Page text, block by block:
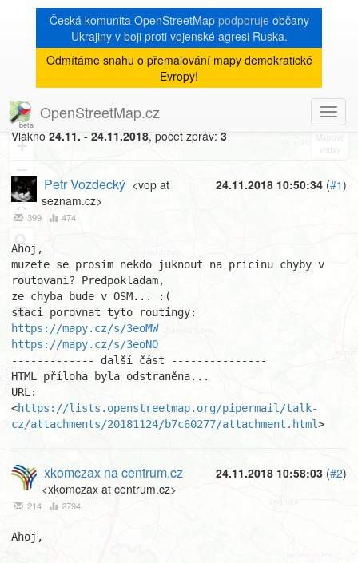
Česká komunita OpenStreetMap podporujeobčany
Ukrajiny v boji proti vojenské agresi Ruska.
Odmítáme snahu o přemalování mapy demokratické
Evropy!
OpenStreetMap.cz
8
+
−
« zpět na výpis měsíce
[Talk-cz]
chybicka v Africe
Vlákno24.11. - 24.11.2018, počet zpráv: 3
24.11.2018 10:50:34 (#1)
Petr Vozdecký <vop at
seznam.cz>
399 474
Ahoj,
muzete se prosim nekdo juknout na pricinu chyby v
routovani? Predpokladam,
ze chyba bude v OSM... :(
https://mapy.cz/s/3eoMW
https://mapy.cz/s/3eoNO
------------- další část ---------------
HTML příloha byla odstraněna...
URL:
<https://lists.openstreetmap.org/pipermail/talk-
cz/attachments/20181124/b7c60277/attachment.html>
24.11.2018 10:58:03 (#2)
xkomczax na centrum.cz
<xkomczax at centrum.cz>
214 2794
Ahoj,